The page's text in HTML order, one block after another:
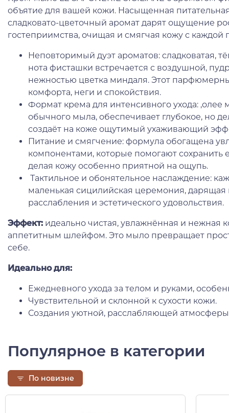
объятие для вашей кожи. Насыщенная
сладковато-цветочный аромат дарят ощущение
гостеприимства, очищая и смягчая кожу с каждой
Неповторимый дуэт ароматов: cладковатая,
нота фисташки встречается с воздушной,
нежностью цветка миндаля. Этот
комфорта, неги и спокойствия.
Формат крема для интенсивного ухода: ,олее
обычного мыла, обеспечивает глубокое, но
создаёт на коже ощутимый ухаживающий
Питание и смягчение: формула обогащена
компонентами, которые помогают сохранить
делая кожу особенно приятной на ощупь.
Тактильное и обонятельное наслаждение:
маленькая сицилийская церемония,
расслабления и эстетического удовольствия.
Эффект: идеально чистая, увлажнённая и нежная
аппетитным шлейфом. Это мыло превращает
себе.
Идеально для:
Ежедневного ухода за телом и руками,
Чувствительной и склонной к сухости кожи.
Создания уютной, расслабляющей
Популярное в категории
По новизне